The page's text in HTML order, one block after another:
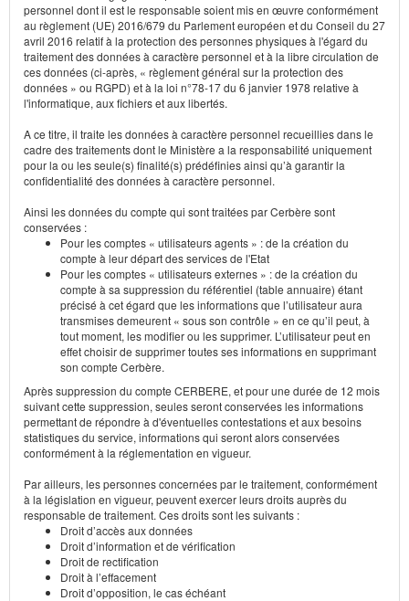
personnel dont il est le responsable soient mis en œuvre conformément
au règlement (UE) 2016/679 du Parlement européen et du Conseil du 27
avril 2016 relatif à la protection des personnes physiques à l'égard du
traitement des données à caractère personnel et à la libre circulation de
ces données (ci-après, « règlement général sur la protection des
données » ou RGPD) et à la loi n°78-17 du 6 janvier 1978 relative à
l'informatique, aux fichiers et aux libertés.
A ce titre, il traite les données à caractère personnel recueillies dans le
cadre des traitements dont le Ministère a la responsabilité uniquement
pour la ou les seule(s) finalité(s) prédéfinies ainsi qu’à garantir la
confidentialité des données à caractère personnel.
Ainsi les données du compte qui sont traitées par Cerbère sont
conservées :
Pour les comptes « utilisateurs agents » : de la création du
compte à leur départ des services de l'Etat
Pour les comptes « utilisateurs externes » : de la création du
compte à sa suppression du référentiel (table annuaire) étant
précisé à cet égard que les informations que l’utilisateur aura
transmises demeurent « sous son contrôle » en ce qu’il peut, à
tout moment, les modifier ou les supprimer. L’utilisateur peut en
effet choisir de supprimer toutes ses informations en supprimant
son compte Cerbère.
Après suppression du compte CERBERE, et pour une durée de 12 mois
suivant cette suppression, seules seront conservées les informations
permettant de répondre à d'éventuelles contestations et aux besoins
statistiques du service, informations qui seront alors conservées
conformément à la réglementation en vigueur.
Par ailleurs, les personnes concernées par le traitement, conformément
à la législation en vigueur, peuvent exercer leurs droits auprès du
responsable de traitement. Ces droits sont les suivants :
Droit d’accès aux données
Droit d’information et de vérification
Droit de rectification
Droit à l’effacement
Droit d’opposition, le cas échéant